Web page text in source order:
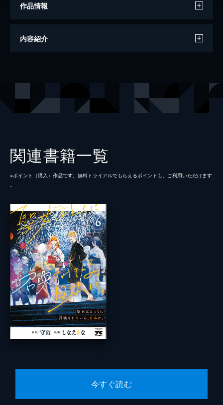
作品情報
漫画
レーベル ヤングチャンピオン・コミックス
内容紹介
関連書籍一覧
※ポイント（購⼊）作品です。無料トライアルでもらえるポイントも、ご利⽤いただけます
。
今すぐ読む